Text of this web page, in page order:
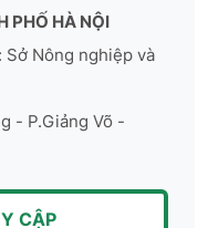
PHỐ HÀ NỘI
Nông nghiệp và
- P.Giảng Võ -
CẬP